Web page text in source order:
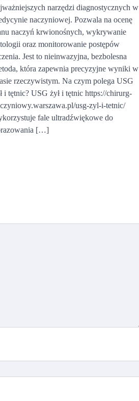
narzędzi diagnostycznych w
naczyniowej. Pozwala na ocenę
naczyń krwionośnych, wykrywanie
oraz monitorowanie postępów
Jest to nieinwazyjna, bezbolesna
która zapewnia precyzyjne wyniki w
rzeczywistym. Na czym polega USG
i tętnic? USG żył i tętnic https://chirurg-
usg-zyl-i-tetnic/
fale ultradźwiękowe do
[…]